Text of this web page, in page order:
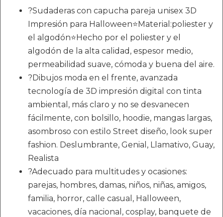
?Sudaderas con capucha pareja unisex 3D
Impresión para Halloween⭐Material:poliester y
el algodón⭐Hecho por el poliester y el
algodón de la alta calidad, espesor medio,
permeabilidad suave, cómoda y buena del aire.
?Dibujos moda en el frente, avanzada
tecnología de 3D impresión digital con tinta
ambiental, más claro y no se desvanecen
fácilmente, con bolsillo, hoodie, mangas largas,
asombroso con estilo Street diseño, look super
fashion. Deslumbrante, Genial, Llamativo, Guay,
Realista
?Adecuado para multitudes y ocasiones:
parejas, hombres, damas, niños, niñas, amigos,
familia, horror, calle casual, Halloween,
vacaciones, día nacional, cosplay, banquete de